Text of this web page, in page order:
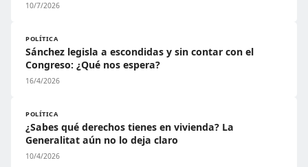
10/7/2026
POLÍTICA
Sánchez legisla a escondidas y sin contar con el
Congreso: ¿Qué nos espera?
16/4/2026
POLÍTICA
¿Sabes qué derechos tienes en vivienda? La
Generalitat aún no lo deja claro
10/4/2026